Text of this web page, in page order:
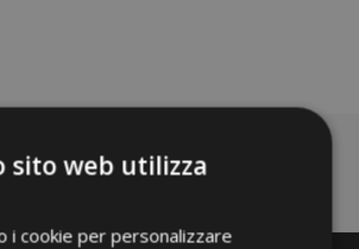
sito web utilizza
i cookie per personalizzare